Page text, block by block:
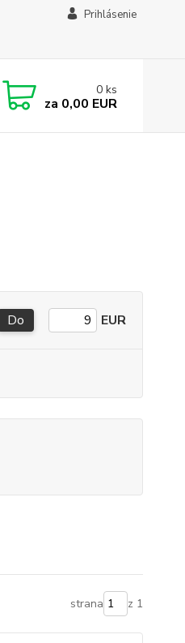
Prihlásenie
0 ks
za 0,00 EUR
Do EUR
strana z 1